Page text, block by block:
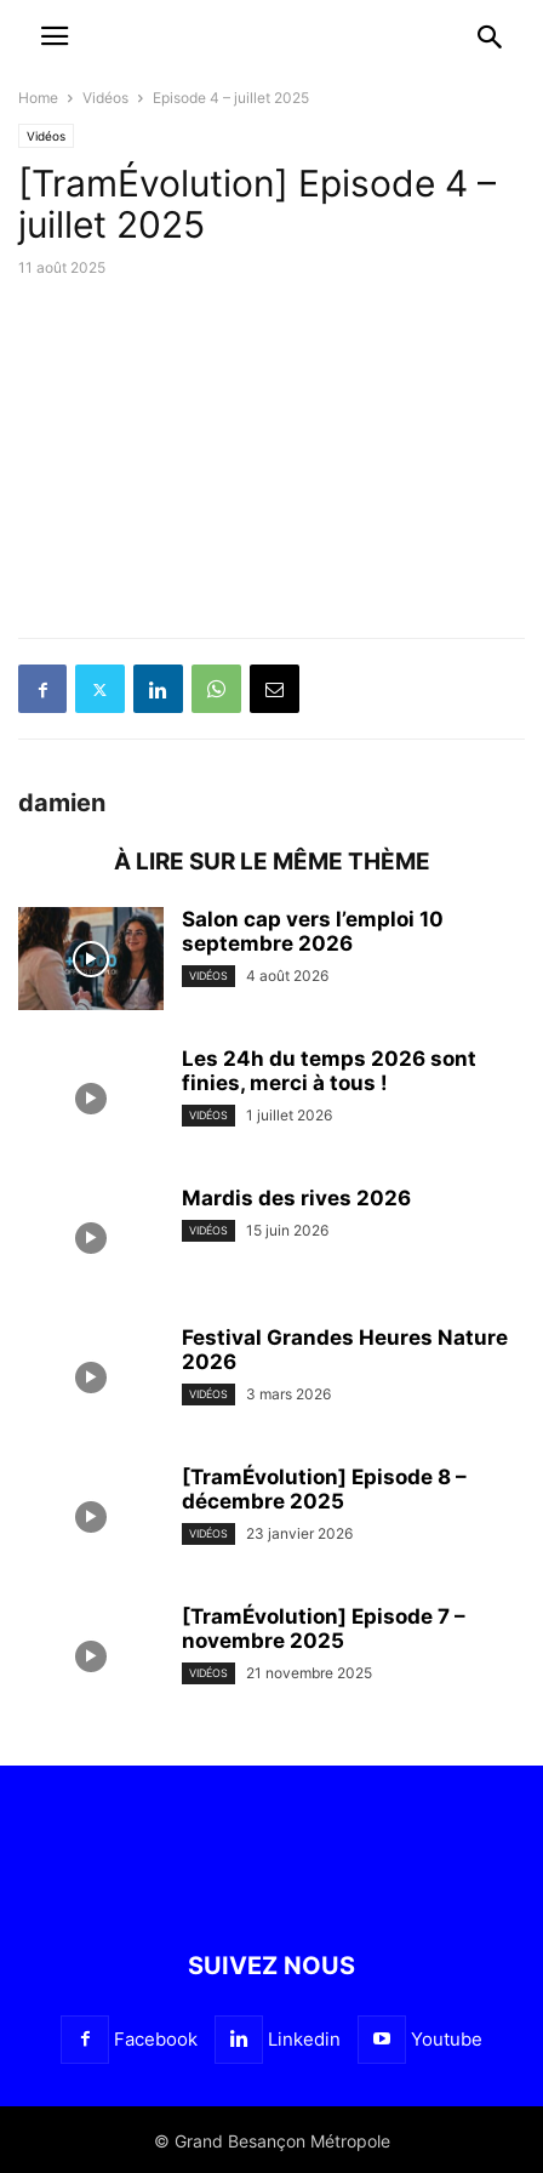
Home Vidéos Episode 4 – juillet 2025
Vidéos
[TramÉvolution] Episode 4 –
juillet 2025
11 août 2025
damien
À LIRE SUR LE MÊME THÈME
Salon cap vers l’emploi 10
septembre 2026
VIDÉOS 4 août 2026
Les 24h du temps 2026 sont
finies, merci à tous !
VIDÉOS 1 juillet 2026
Mardis des rives 2026
VIDÉOS 15 juin 2026
Festival Grandes Heures Nature
2026
VIDÉOS 3 mars 2026
[TramÉvolution] Episode 8 –
décembre 2025
VIDÉOS 23 janvier 2026
[TramÉvolution] Episode 7 –
novembre 2025
VIDÉOS 21 novembre 2025
SUIVEZ NOUS
Facebook Linkedin Youtube
© Grand Besançon Métropole